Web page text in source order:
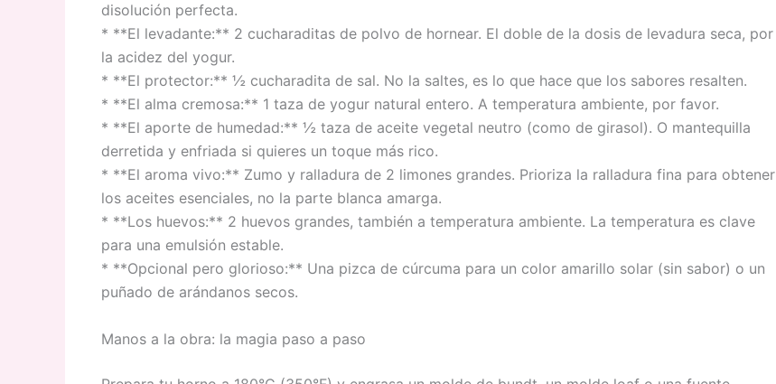
disolución perfecta.
* **El levadante:** 2 cucharaditas de polvo de hornear. El doble de la dosis de levadura seca, por
la acidez del yogur.
* **El protector:** ½ cucharadita de sal. No la saltes, es lo que hace que los sabores resalten.
* **El alma cremosa:** 1 taza de yogur natural entero. A temperatura ambiente, por favor.
* **El aporte de humedad:** ½ taza de aceite vegetal neutro (como de girasol). O mantequilla
derretida y enfriada si quieres un toque más rico.
* **El aroma vivo:** Zumo y ralladura de 2 limones grandes. Prioriza la ralladura fina para obtener
los aceites esenciales, no la parte blanca amarga.
* **Los huevos:** 2 huevos grandes, también a temperatura ambiente. La temperatura es clave
para una emulsión estable.
* **Opcional pero glorioso:** Una pizca de cúrcuma para un color amarillo solar (sin sabor) o un
puñado de arándanos secos.
Manos a la obra: la magia paso a paso